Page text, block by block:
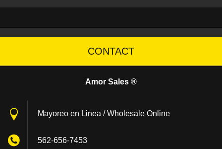
CONTACT
Amor Sales ®
Mayoreo en Linea / Wholesale Online
562-656-7453